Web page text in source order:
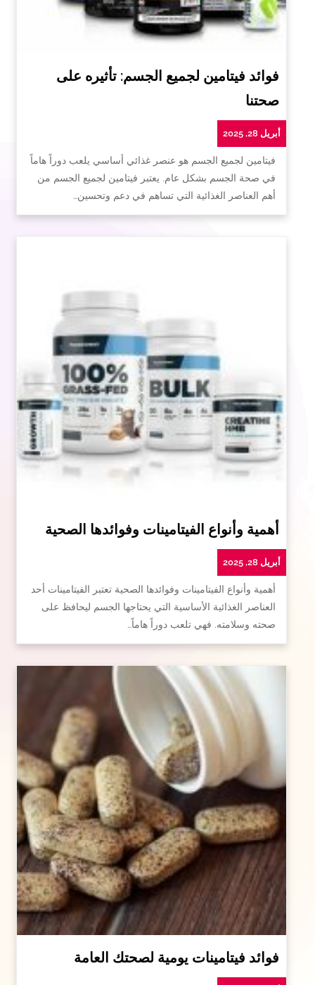
فوائد فيتامين لجميع الجسم: تأثيره على
صحتنا
أبريل 28, 2025
فيتامين لجميع الجسم هو عنصر غذائي أساسي يلعب دوراً هاماً
في صحة الجسم بشكل عام. يعتبر فيتامين لجميع الجسم من
أهم العناصر الغذائية التي تساهم في دعم وتحسين…
أهمية وأنواع الفيتامينات وفوائدها الصحية
أبريل 28, 2025
أهمية وأنواع الفيتامينات وفوائدها الصحية تعتبر الفيتامينات أحد
العناصر الغذائية الأساسية التي يحتاجها الجسم ليحافظ على
صحته وسلامته. فهي تلعب دوراً هاماً…
فوائد فيتامينات يومية لصحتك العامة